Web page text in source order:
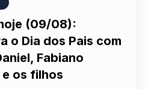
(09/08):
o Dia dos Pais com
Fabiano
os filhos